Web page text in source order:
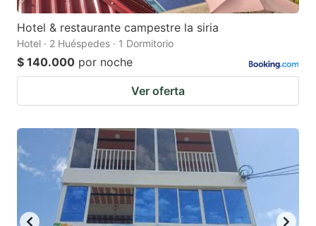
Hotel & restaurante campestre la siria
Hotel · 2 Huéspedes · 1 Dormitorio
$ 140.000 por noche
Ver oferta